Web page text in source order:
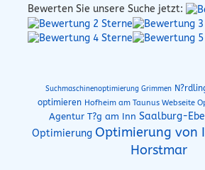
Bewerten Sie unsere Suche jetzt:
Suchmaschinenoptimierung Grimmen
optimieren Hofheim am Taunus Webseite
Agentur T?g am Inn Saalburg-
Optimierung Optimierung von
Horstmar